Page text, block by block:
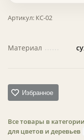
Артикул: КС-02
Материал
Избранное
Все товары в
для цветов и деревьев